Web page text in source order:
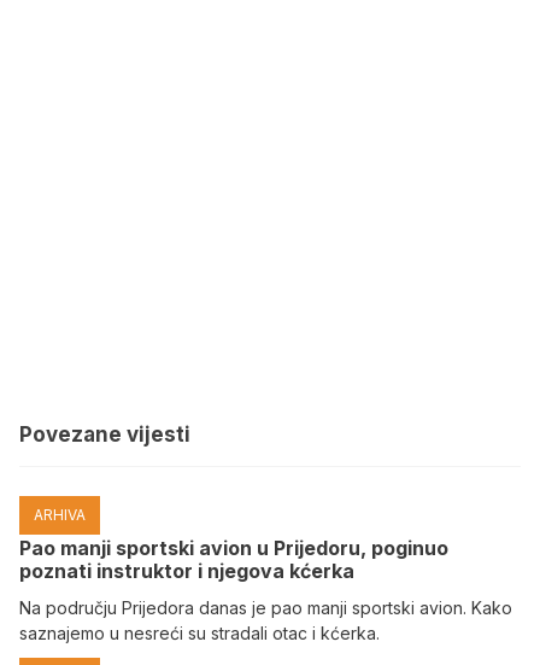
Povezane vijesti
ARHIVA
Pao manji sportski avion u Prijedoru, poginuo
poznati instruktor i njegova kćerka
Na području Prijedora danas je pao manji sportski avion. Kako
saznajemo u nesreći su stradali otac i kćerka.